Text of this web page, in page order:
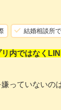
結婚相談所
内ではなく
っていないの